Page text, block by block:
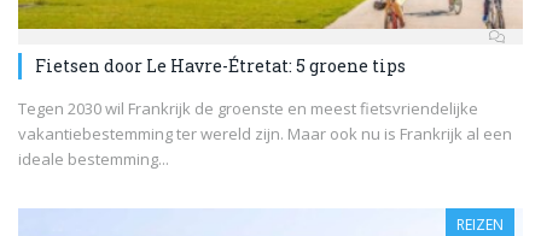
Fietsen door Le Havre-Étretat: 5 groene tips
Tegen 2030 wil Frankrijk de groenste en meest fietsvriendelijke
vakantiebestemming ter wereld zijn. Maar ook nu is Frankrijk al een
ideale bestemming...
REIZEN